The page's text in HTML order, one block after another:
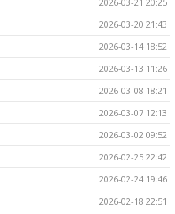
2026-03-20 21:43
2026-03-14 18:52
2026-03-13 11:26
2026-03-08 18:21
2026-03-07 12:13
2026-03-02 09:52
2026-02-25 22:42
2026-02-24 19:46
2026-02-18 22:51